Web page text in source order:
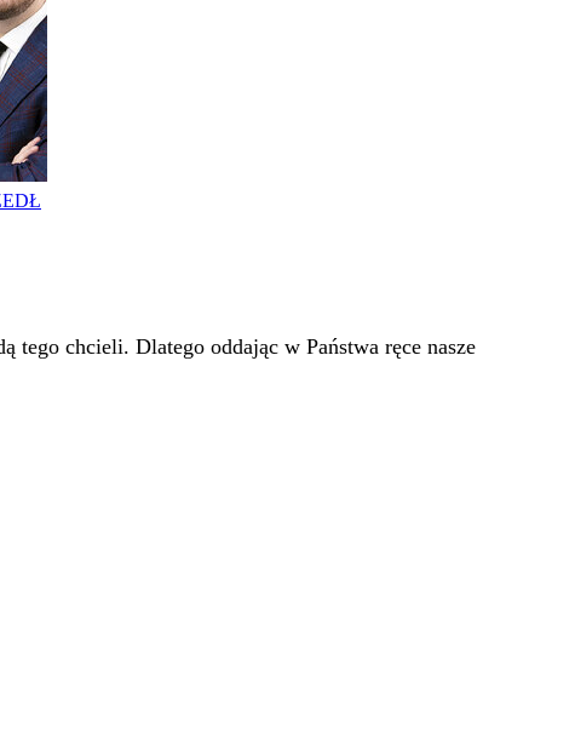
tego chcieli. Dlatego oddając w Państwa ręce nasze